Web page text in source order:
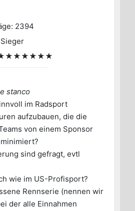
2394
stanco
im Radsport
aufzubauen, die die
von einem Sponsor
sind gefragt, evtl
wie im US-Profisport?
Rennserie (nennen wir
der alle Einnahmen